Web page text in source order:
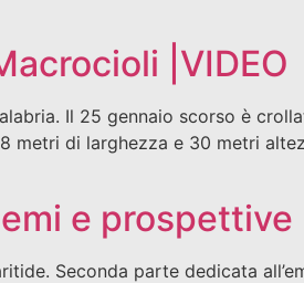
|VIDEO
Il 25 gennaio scorso è
di larghezza e 30 metri
e prospettive
Seconda parte dedicata